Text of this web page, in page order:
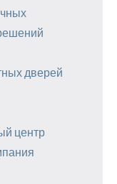
дверей
центр